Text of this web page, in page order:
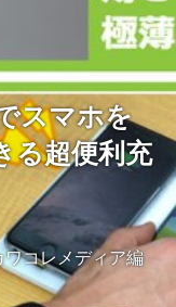
スマホを
る超便利充
ワコレメディア編